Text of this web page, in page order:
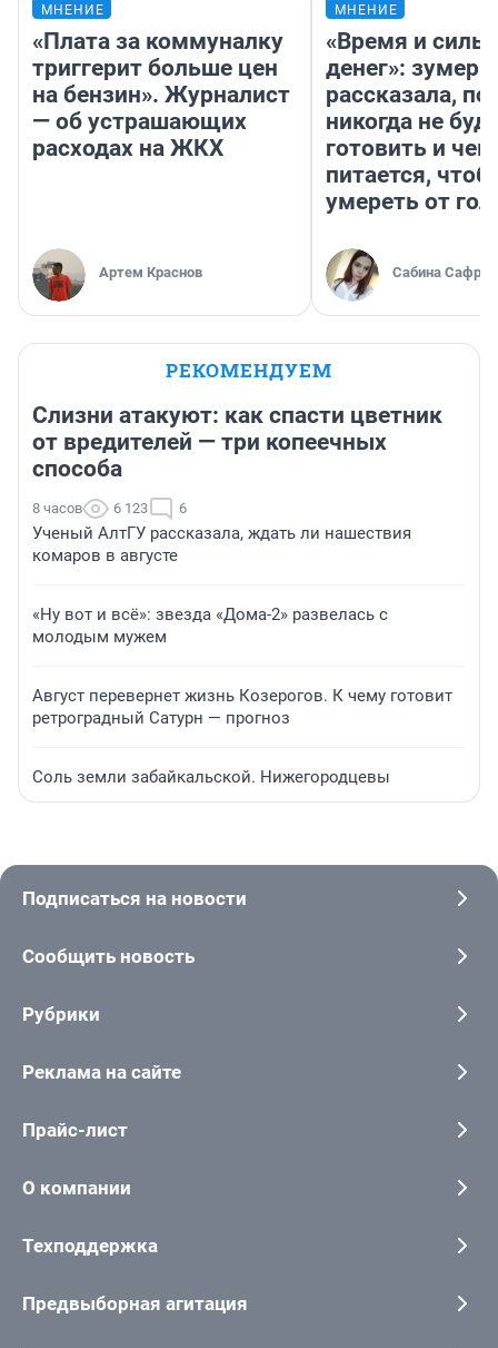
МНЕНИЕ
«Плата за коммуналку
триггерит больше цен
на бензин». Журналист
— об устрашающих
расходах на ЖКХ
Артем Краснов
МНЕНИЕ
«Время и
денег»:
рассказала,
никогда не
готовить и чем
питается,
умереть от
Сабина
РЕКОМЕНДУЕМ
Слизни атакуют: как спасти цветник
от вредителей — три копеечных
способа
8 часов 6 123 6
Ученый АлтГУ рассказала, ждать ли нашествия
комаров в августе
«Ну вот и всё»: звезда «Дома-2» развелась с
молодым мужем
Август перевернет жизнь Козерогов. К чему готовит
ретроградный Сатурн — прогноз
Соль земли забайкальской. Нижегородцевы
Подписаться на новости
Сообщить новость
Рубрики
Реклама на сайте
Прайс-лист
О компании
Техподдержка
Предвыборная агитация